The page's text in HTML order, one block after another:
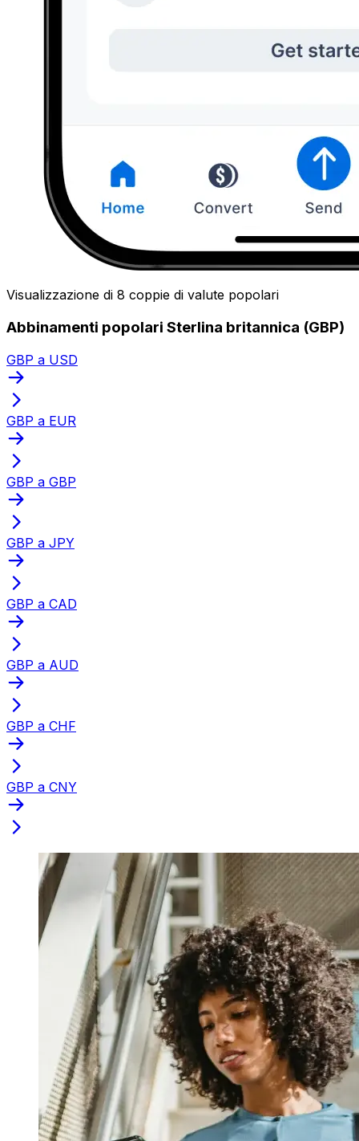
Visualizzazione di 8 coppie di valute popolari
Abbinamenti popolari Sterlina britannica (GBP)
GBP a USD
GBP a EUR
GBP a GBP
GBP a JPY
GBP a CAD
GBP a AUD
GBP a CHF
GBP a CNY